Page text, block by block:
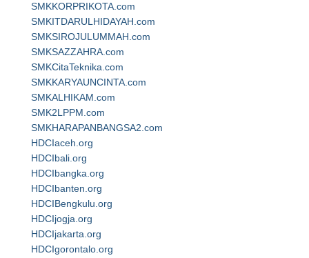
SMKKORPRIKOTA.com
SMKITDARULHIDAYAH.com
SMKSIROJULUMMAH.com
SMKSAZZAHRA.com
SMKCitaTeknika.com
SMKKARYAUNCINTA.com
SMKALHIKAM.com
SMK2LPPM.com
SMKHARAPANBANGSA2.com
HDCIaceh.org
HDCIbali.org
HDCIbangka.org
HDCIbanten.org
HDCIBengkulu.org
HDCIjogja.org
HDCIjakarta.org
HDCIgorontalo.org